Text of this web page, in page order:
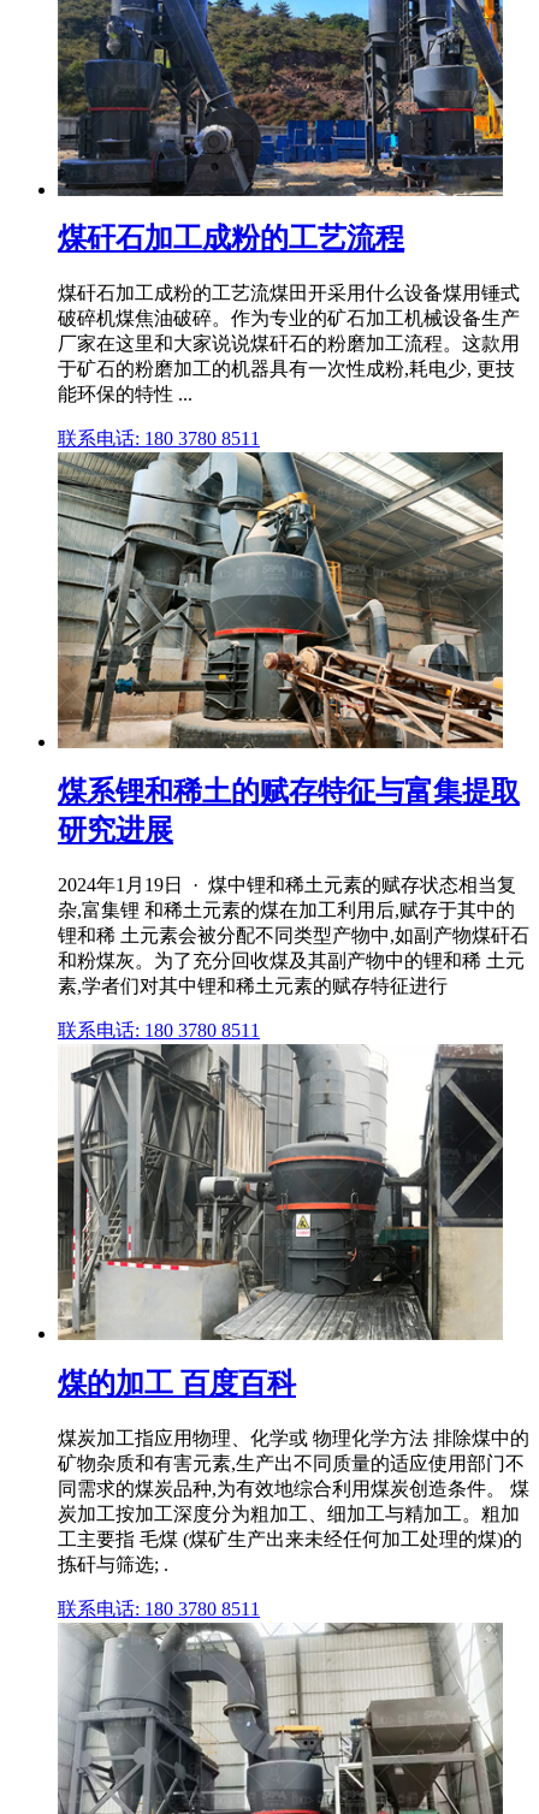
煤矸石加工成粉的工艺流程
煤矸石加工成粉的工艺流煤田开采用什么设备煤用锤式
破碎机煤焦油破碎。作为专业的矿石加工机械设备生产
厂家在这里和大家说说煤矸石的粉磨加工流程。这款用
于矿石的粉磨加工的机器具有一次性成粉,耗电少, 更技
能环保的特性 ...
联系电话: 180 3780 8511
煤系锂和稀土的赋存特征与富集提取
研究进展
2024年1月19日 · 煤中锂和稀土元素的赋存状态相当复
杂,富集锂 和稀土元素的煤在加工利用后,赋存于其中的
锂和稀 土元素会被分配不同类型产物中,如副产物煤矸石
和粉煤灰。为了充分回收煤及其副产物中的锂和稀 土元
素,学者们对其中锂和稀土元素的赋存特征进行
联系电话: 180 3780 8511
煤的加工 百度百科
煤炭加工指应用物理、化学或 物理化学方法 排除煤中的
矿物杂质和有害元素,生产出不同质量的适应使用部门不
同需求的煤炭品种,为有效地综合利用煤炭创造条件。 煤
炭加工按加工深度分为粗加工、细加工与精加工。粗加
工主要指 毛煤 (煤矿生产出来未经任何加工处理的煤)的
拣矸与筛选; .
联系电话: 180 3780 8511